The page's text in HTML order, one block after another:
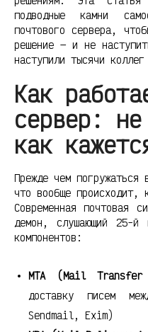
подводные камни
почтового сервера,
решение — и не
наступили тысячи
Как
сервер:
как
Прежде чем погружаться
что вообще происходит,
Современная почтовая
демон, слушающий 25-й
компонентов:
MTA (Mail Transfer
доставку писем
Sendmail, Exim)